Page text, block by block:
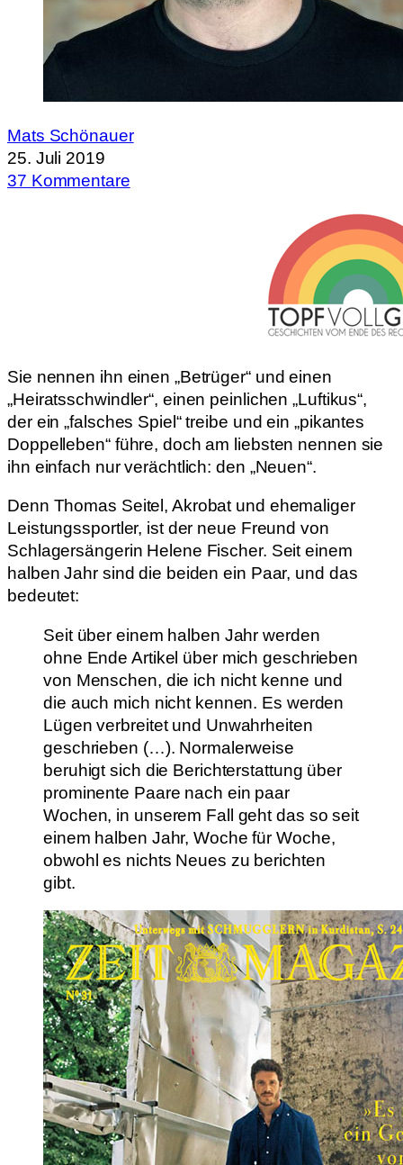
Mats Schönauer
25. Juli 2019
37 Kommentare
Sie nennen ihn einen „Betrüger“ und einen
„Heiratsschwindler“, einen peinlichen „Luftikus“,
der ein „falsches Spiel“ treibe und ein „pikantes
Doppelleben“ führe, doch am liebsten nennen sie
ihn einfach nur verächtlich: den „Neuen“.
Denn Thomas Seitel, Akrobat und ehemaliger
Leistungssportler, ist der neue Freund von
Schlagersängerin Helene Fischer. Seit einem
halben Jahr sind die beiden ein Paar, und das
bedeutet:
Seit über einem halben Jahr werden
ohne Ende Artikel über mich geschrieben
von Menschen, die ich nicht kenne und
die auch mich nicht kennen. Es werden
Lügen verbreitet und Unwahrheiten
geschrieben (…). Normalerweise
beruhigt sich die Berichterstattung über
prominente Paare nach ein paar
Wochen, in unserem Fall geht das so seit
einem halben Jahr, Woche für Woche,
obwohl es nichts Neues zu berichten
gibt.